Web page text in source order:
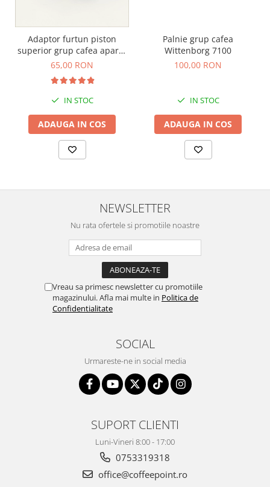
Adaptor furtun piston
superior grup cafea aparat
profesional Schaerer WMF
65,00 RON
IN STOC
ADAUGA IN COS
Palnie grup cafea
Wittenborg 7100
100,00 RON
IN STOC
ADAUGA IN COS
NEWSLETTER
Nu rata ofertele si promotiile noastre
Vreau sa primesc newsletter cu promotiile
magazinului. Afla mai multe in Politica de
Confidentialitate
SOCIAL
Urmareste-ne in social media
SUPORT CLIENTI
Luni-Vineri 8:00 - 17:00
0753319318
office@coffeepoint.ro